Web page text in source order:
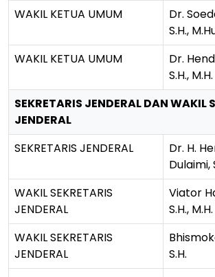
WAKIL KETUA UMUM
Dr.
S.H.,
WAKIL KETUA UMUM
Dr.
S.H., M.H.
SEKRETARIS JENDERAL DAN WAKIL
JENDERAL
SEKRETARIS JENDERAL
Dr. H.
Dulaimi,
WAKIL SEKRETARIS
JENDERAL
Viator
S.H., M.H.
WAKIL SEKRETARIS
JENDERAL
S.H.